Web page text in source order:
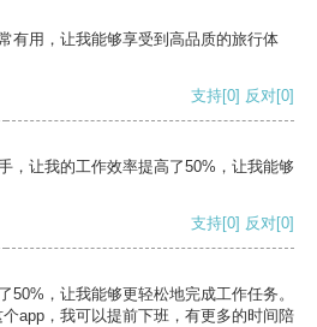
有用，让我能够享受到高品质的旅行体
支持[0] 反对[0]
，让我的工作效率提高了50%，让我能够
支持[0] 反对[0]
50%，让我能够更轻松地完成工作任务。
app，我可以提前下班，有更多的时间陪